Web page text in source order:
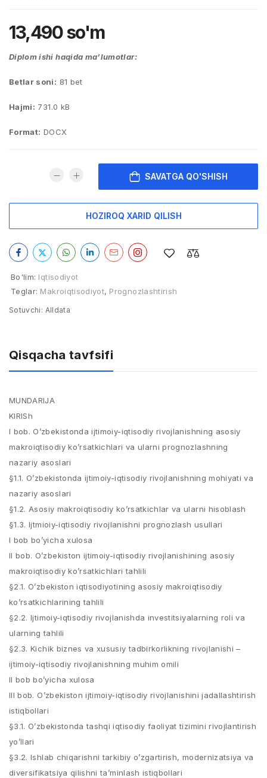
13,490so'm
Diplom ishi haqida ma’lumotlar:
Betlar soni: 81 bet
Hajmi: 731.0 kB
Format: DOCX
SAVATGA QO'SHISH
HOZIROQ XARID QILISH
Bo'lim: Iqtisodiyot
Teglar: Makroiqtisodiyot, Prognozlashtirish
Sotuvchi: Alldata
Qisqacha tavfsifi
MUNDARIJA
KIRISh
I bob. O’zbekistonda ijtimoiy-iqtisodiy rivojlanishning asosiy
makroiqtisodiy ko’rsatkichlari va ularni prognozlashning
nazariy asoslari
§1.1. O’zbekistonda ijtimoiy-iqtisodiy rivojlanishning mohiyati va
nazariy asoslari
§1.2. Asosiy makroiqtisodiy ko’rsatkichlar va ularni hisoblash
§1.3. Ijtmioiy-iqtisodiy rivojlanishni prognozlash usullari
I bob bo’yicha xulosa
II bob. O’zbekiston ijtimoiy-iqtisodiy rivojlanishining asosiy
makroiqtisodiy ko’rsatkichlari tahlili
§2.1. O’zbekiston iqtisodiyotining asosiy makroiqtisodiy
ko’rsatkichlarining tahlili
§2.2. Ijtimoiy-iqtisodiy rivojlanishda investitsiyalarning roli va
ularning tahlili
§2.3. Kichik biznes va xususiy tadbirkorlikning rivojlanishi –
ijtimoiy-iqtisodiy rivojlanishning muhim omili
II bob bo’yicha xulosa
III bob. O’zbekiston ijtimoiy-iqtisodiy rivojlanishini jadallashtirish
istiqbollari
§3.1. O’zbekistonda tashqi iqtisodiy faoliyat tizimini rivojlantirish
yo’llari
§3.2. Ishlab chiqarishni tarkibiy o’zgartirish, modernizatsiya va
diversifikatsiya qilishni ta’minlash istiqbollari